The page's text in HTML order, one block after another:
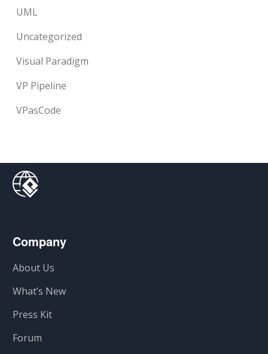
UML
Uncategorized
Visual Paradigm
VP Pipeline
VPasCode
Company
About Us
What’s New
Press Kit
Forum